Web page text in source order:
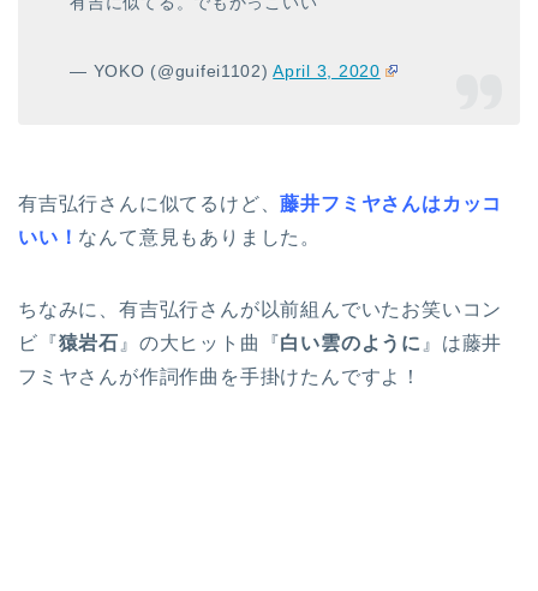
— YOKO (@guifei1102)April 3, 2020
有吉弘行さんに似てるけど、藤井フミヤさんはカッコ
いい！ なんて意見もありました。
ちなみに、有吉弘行さんが以前組んでいたお笑いコン
ビ『猿岩石 』の大ヒット曲『白い雲のように 』は藤井
フミヤさんが作詞作曲を手掛けたんですよ！